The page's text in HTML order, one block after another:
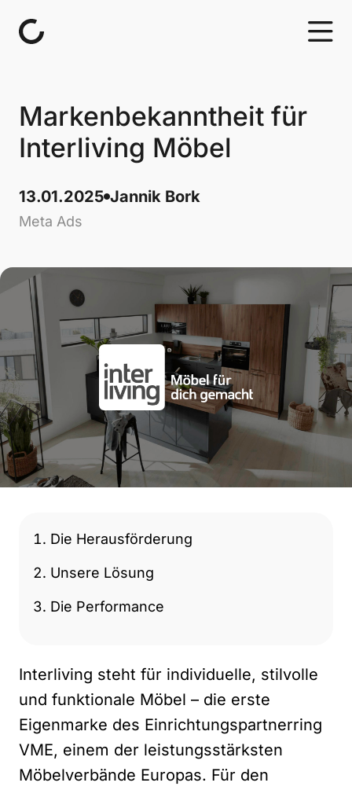
Markenbekanntheit für
Interliving Möbel
13.01.2025 Jannik Bork
Meta Ads
Interliving steht für individuelle, stilvolle
und funktionale Möbel – die erste
Eigenmarke des Einrichtungspartnerring
VME, einem der leistungsstärksten
Möbelverbände Europas. Für den
Die Herausförderung
Unsere Lösung
Die Performance